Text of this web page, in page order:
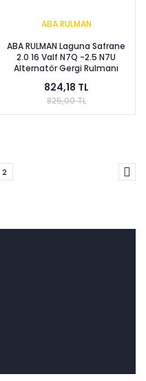
ABA RULMAN
ABA RULMAN Laguna Safrane
2.0 16 Valf N7Q -2.5 N7U
Alternatör Gergi Rulmanı
824,18 TL
825,00 TL
2